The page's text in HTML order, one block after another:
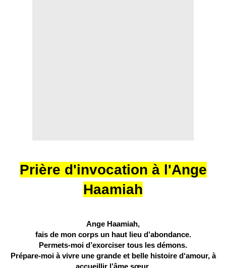
Prière d'invocation à l'Ange
Haamiah
Ange Haamiah,
fais de mon corps un haut lieu d’abondance.
Permets-moi d’exorciser tous les démons.
Prépare-moi à vivre une grande et belle histoire d‘amour, à